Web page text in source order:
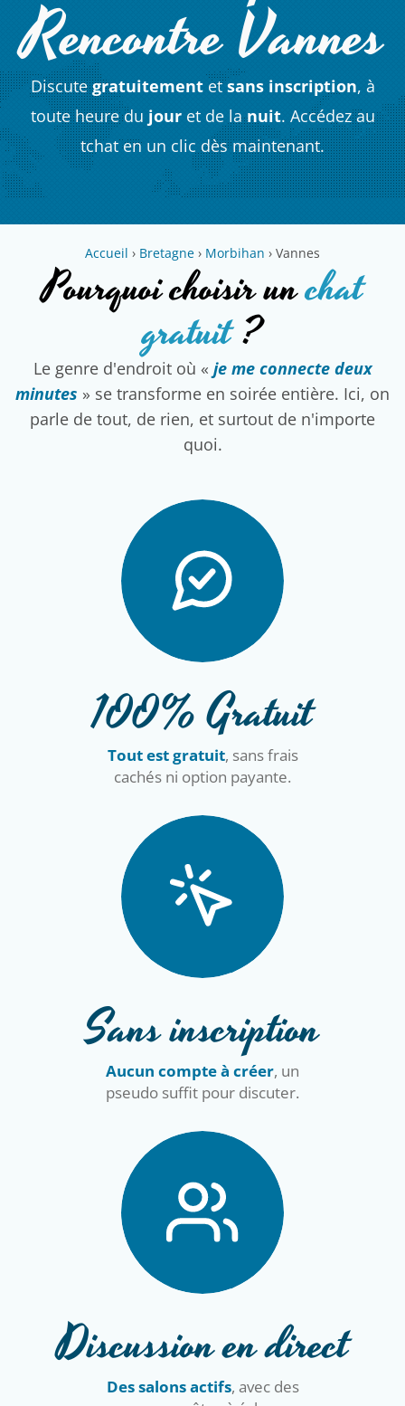
Rencontre Vannes
Discutegratuitementetsans inscription, à
toute heure du jouret de lanuit. Accédez au
tchat en un clic dès maintenant.
Accueil › Bretagne › Morbihan › Vannes
Pourquoi choisir unchat
gratuit?
Le genre d'endroit où « je me connecte deux
minutes » se transforme en soirée entière. Ici, on
parle de tout, de rien, et surtout de n'importe
quoi.
100% Gratuit
Tout est gratuit, sans frais
cachés ni option payante.
Sans inscription
Aucun compte à créer, un
pseudo suffit pour discuter.
Discussion en direct
Des salons actifs, avec des